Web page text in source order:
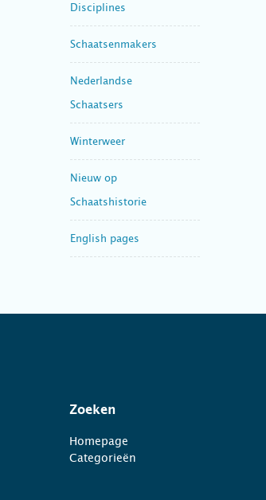
Disciplines
Schaatsenmakers
Nederlandse
Schaatsers
Winterweer
Nieuw op
Schaatshistorie
English pages
Zoeken
Homepage
Categorieën